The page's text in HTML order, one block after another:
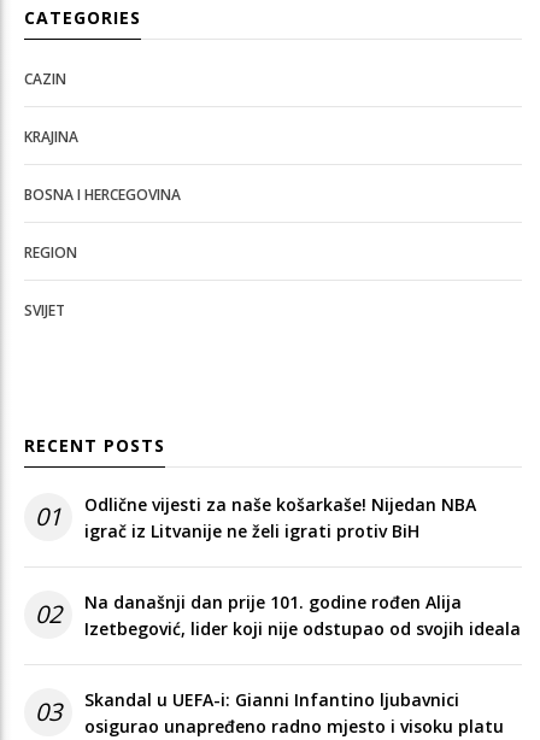
CATEGORIES
CAZIN
KRAJINA
BOSNA I HERCEGOVINA
REGION
SVIJET
RECENT POSTS
01
Odlične vijesti za naše košarkaše! Nijedan NBA
igrač iz Litvanije ne želi igrati protiv BiH
02
Na današnji dan prije 101. godine rođen Alija
Izetbegović, lider koji nije odstupao od svojih ideala
03
Skandal u UEFA-i: Gianni Infantino ljubavnici
osigurao unapređeno radno mjesto i visoku platu